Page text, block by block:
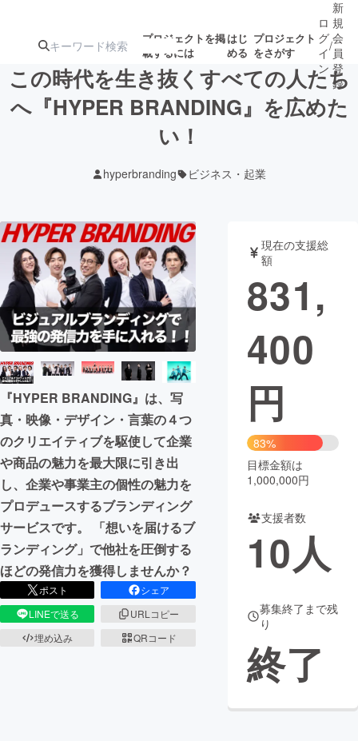
プロジェクトを掲
載するには
はじ
める
プロジェクト
をさがす
注目の新着プロ
テクノロジー・ガジェット
映像・映画 書籍・雑誌
ビジネス・起業 チャレンジ
まちづくり・地域活性化
CAMPFIRE for Social Good
CAMPFIRE Creation
CAMPFIREふるさと納税
コミュニティ
ロ
グ
イ
ン
/
新
規
会
員
登
録
この時代を生き抜くすべての人たち
へ『HYPER BRANDING』を広めた
い！
hyperbranding ビジネス・起業
『HYPER BRANDING』は、写
真・映像・デザイン・言葉の４つ
のクリエイティブを駆使して企業
や商品の魅力を最大限に引き出
し、企業や事業主の個性の魅力を
プロデュースするブランディング
サービスです。 「想いを届けるブ
ランディング」で他社を圧倒する
ほどの発信力を獲得しませんか？
ポスト
シェア
LINEで送る
URLコピー
埋め込み
QRコード
現在の支援総
額
831,
400
円
83%
目標金額は
1,000,000円
支援者数
10人
募集終了まで残
り
終了